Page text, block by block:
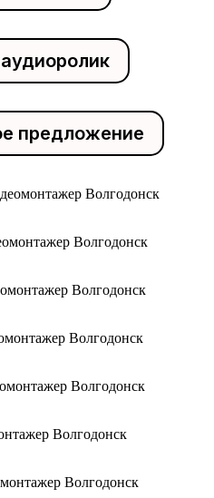
предложение
Волгодонск
Волгодонск
Волгодонск
Волгодонск
Волгодонск
Волгодонск
Волгодонск